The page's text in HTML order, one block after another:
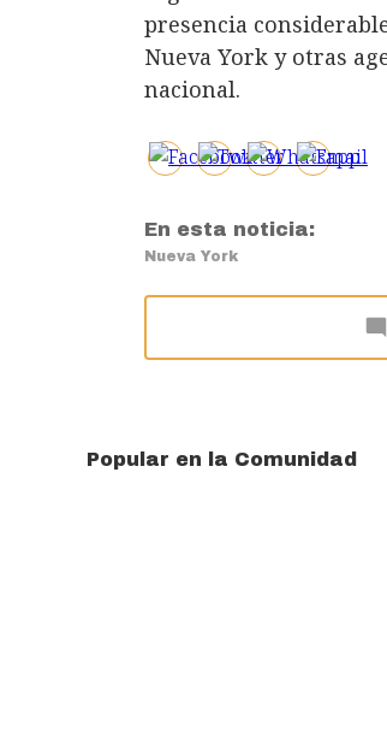
presencia
Nueva York y otras
nacional.
En esta noticia:
Nueva York
Popular en la Comunidad